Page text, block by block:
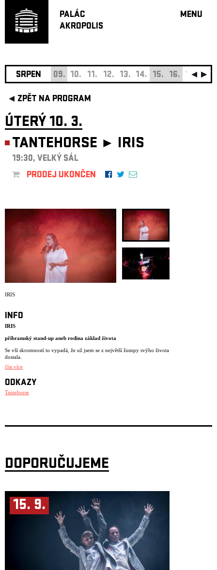
PALÁC
AKROPOLIS
MENU
JAZZ
SRPEN 09. 10. 11. 12. 13. 14. 15. 16. 17. 18.
ZPĚT NA PROGRAM
ÚTERÝ 10. 3.
TANTEHORSE ► IRIS
19:30, VELKÝ SÁL
PRODEJ UKONČEN
IRIS
INFO
IRIS
příbramský stand-up aneb rodina základ života
Se vší skromností to vypadá, že už jsem se z největší žumpy svýho života
dostala.
V deseti letech jsme neznala slova jako mikrovlnka a kávovar. Na
Vztahy? Jaký máte na mysli?
Mám na sebe nárok být zdravá. Snažím se uvěřit tomu, že za něco stojím
na hřbitově. Já ty emoce na jevišti umím, mám nastřádáno. Chcete
„Série Invisible o neviditelných ženách vznikla v roce 2021 z osobní
touhy zviditelnit autobiografické příběhy žen, výjimečných umělkyň,
které z různých důvodů zmizely z centra pozornosti a nebo se do něj
osmasedmdesátiletá odehrává a odzpívává svůj vlastní příběh. Druhý díl
je o primabaleríně Barboře Vašků Kaufmannové a jejím né zcela
dobrovolném konci kariéry a prázdnotě po ní. A třetí díl je věnován
herečce Iris Kristekové, která navzdory transgeneračním traumatům a
extrémní sociální situaci dokázala jít za svým snem a předávat sílu dál.
Cílem projektu je destigmatizace a empatický přístup k těm, kteří zažili
něco podobného, naznačení východisek a drobných osobních vítězství.
Po zkušenosti s Baletkami a předešlými díly Invisible, věřím v to, že
umění má moc léčit. Divák si v něm bezpečně odžívá své vlastní
neregulované psychické obsahy, ať již vědomě či nevědomě,“ říká
číst více
ODKAZY
Tantehorse
DOPORUČUJEME
15. 9.